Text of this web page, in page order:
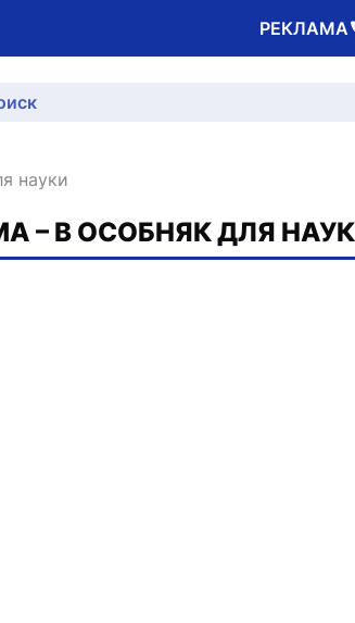
РЕКЛАМА
Телефон
науки
– В ОСОБНЯК ДЛЯ